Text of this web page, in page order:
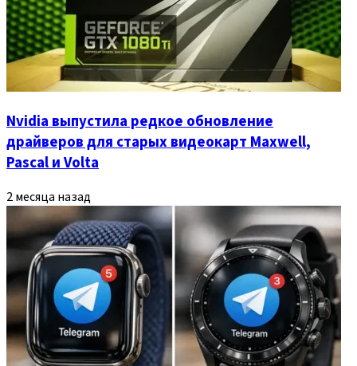
Nvidia выпустила редкое обновление
драйверов для старых видеокарт Maxwell,
Pascal и Volta
2 месяца назад